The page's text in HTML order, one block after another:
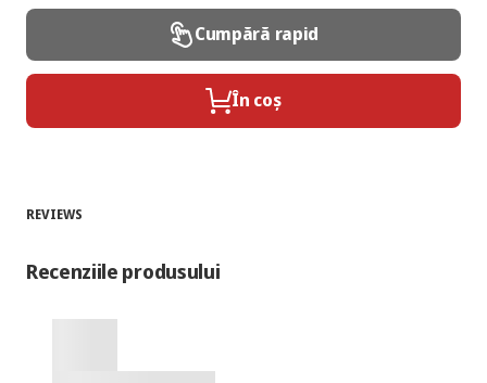
Cumpără rapid
În coș
REVIEWS
Recenziile produsului